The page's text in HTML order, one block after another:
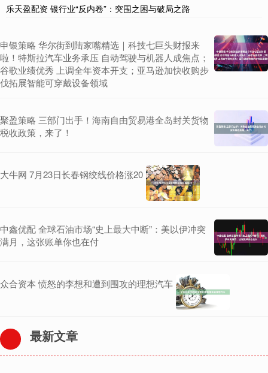
乐天盈配资 银行业“反内卷”：突围之困与破局之路
申银策略 华尔街到陆家嘴精选｜科技七巨头财报来
啦！特斯拉汽车业务承压 自动驾驶与机器人成焦点；
谷歌业绩优秀 上调全年资本开支；亚马逊加快收购步
伐拓展智能可穿戴设备领域
聚盈策略 三部门出手！海南自由贸易港全岛封关货物
税收政策，来了！
大牛网 7月23日长春钢绞线价格涨20
中鑫优配 全球石油市场“史上最大中断”：美以伊冲突
满月，这张账单你也在付
众合资本 愤怒的李想和遭到围攻的理想汽车
最新文章